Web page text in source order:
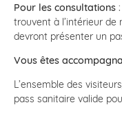
Pour les consultations
trouvent à l’intérieur
devront présenter un
Vous êtes
L’ensemble des
pass sanitaire valide